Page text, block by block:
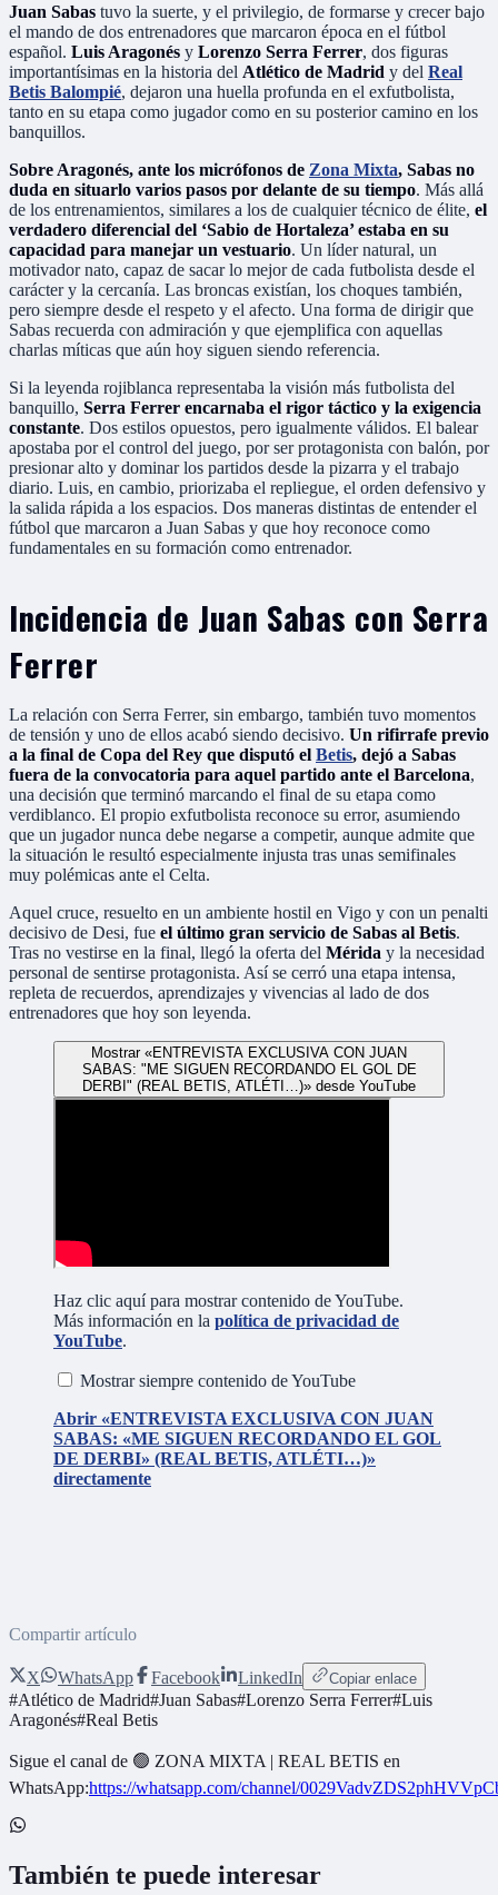
Juan Sabas tuvo la suerte, y el privilegio, de formarse y crecer bajo
el mando de dos entrenadores que marcaron época en el fútbol
español. Luis Aragonés y Lorenzo Serra Ferrer, dos figuras
importantísimas en la historia del Atlético de Madrid y del Real
Betis Balompié, dejaron una huella profunda en el exfutbolista,
tanto en su etapa como jugador como en su posterior camino en los
banquillos.
Sobre Aragonés, ante los micrófonos de Zona Mixta, Sabas no
duda en situarlo varios pasos por delante de su tiempo. Más allá
de los entrenamientos, similares a los de cualquier técnico de élite, el
verdadero diferencial del ‘Sabio de Hortaleza’ estaba en su
capacidad para manejar un vestuario. Un líder natural, un
motivador nato, capaz de sacar lo mejor de cada futbolista desde el
carácter y la cercanía. Las broncas existían, los choques también,
pero siempre desde el respeto y el afecto. Una forma de dirigir que
Sabas recuerda con admiración y que ejemplifica con aquellas
charlas míticas que aún hoy siguen siendo referencia.
Si la leyenda rojiblanca representaba la visión más futbolista del
banquillo, Serra Ferrer encarnaba el rigor táctico y la exigencia
constante. Dos estilos opuestos, pero igualmente válidos. El balear
apostaba por el control del juego, por ser protagonista con balón, por
presionar alto y dominar los partidos desde la pizarra y el trabajo
diario. Luis, en cambio, priorizaba el repliegue, el orden defensivo y
la salida rápida a los espacios. Dos maneras distintas de entender el
fútbol que marcaron a Juan Sabas y que hoy reconoce como
fundamentales en su formación como entrenador.
Incidencia de Juan Sabas con Serra
Ferrer
La relación con Serra Ferrer, sin embargo, también tuvo momentos
de tensión y uno de ellos acabó siendo decisivo. Un rifirrafe previo
a la final de Copa del Rey que disputó el Betis, dejó a Sabas
fuera de la convocatoria para aquel partido ante el Barcelona,
una decisión que terminó marcando el final de su etapa como
verdiblanco. El propio exfutbolista reconoce su error, asumiendo
que un jugador nunca debe negarse a competir, aunque admite que
la situación le resultó especialmente injusta tras unas semifinales
muy polémicas ante el Celta.
Aquel cruce, resuelto en un ambiente hostil en Vigo y con un penalti
decisivo de Desi, fue el último gran servicio de Sabas al Betis.
Tras no vestirse en la final, llegó la oferta del Mérida y la necesidad
personal de sentirse protagonista. Así se cerró una etapa intensa,
repleta de recuerdos, aprendizajes y vivencias al lado de dos
entrenadores que hoy son leyenda.
Mostrar «ENTREVISTA EXCLUSIVA CON JUAN
SABAS: "ME SIGUEN RECORDANDO EL GOL DE
DERBI" (REAL BETIS, ATLÉTI…)» desde YouTube
Haz clic aquí para mostrar contenido de YouTube.
Más información en la política de privacidad de
YouTube.
Mostrar siempre contenido de YouTube
Abrir «ENTREVISTA EXCLUSIVA CON JUAN
SABAS: «ME SIGUEN RECORDANDO EL GOL
DE DERBI» (REAL BETIS, ATLÉTI…)»
directamente
Compartir artículo
X WhatsApp Facebook LinkedIn Copiar enlace
#Atlético de Madrid#Juan Sabas#Lorenzo Serra Ferrer#Luis
Aragonés#Real Betis
Sigue el canal de 🟢 ZONA MIXTA | REAL BETIS en
WhatsApp:https://whatsapp.com/channel/
También te puede interesar